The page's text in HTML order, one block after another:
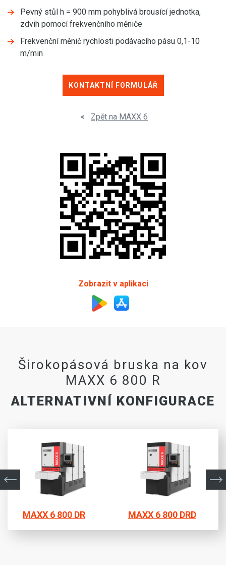
Pevný stůl h = 900 mm pohyblivá brousící jednotka,
zdvih pomocí frekvenčního měniče
Frekvenční měnič rychlosti podávacího pásu 0,1-10
m/min
KONTAKTNÍ FORMULÁŘ
< Zpět na MAXX 6
Zobrazit v aplikaci
Širokopásová bruska na kov
MAXX 6 800 R
ALTERNATIVNÍ KONFIGURACE
MAXX 6 800 DR MAXX 6 800 DRD